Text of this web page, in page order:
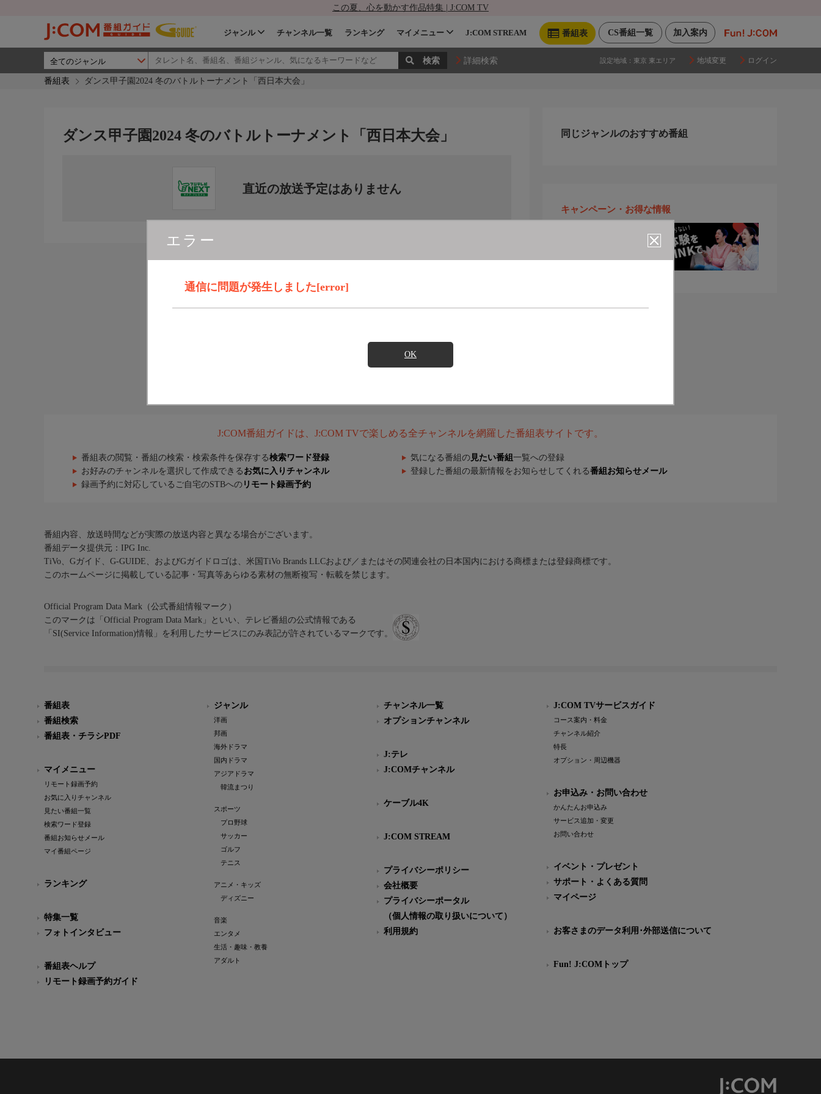
この夏、心を動かす作品特集 | J:COM TV
加入案内
CS番組一覧
番組表
ジャンル チャンネル一覧 ランキング マイメニュー J:COM STREAM
詳細検索 設定地域： 東京 東エリア 地域変更 ログイン
番組表 ダンス甲子園2024 冬のバトルトーナメント「西日本大会」
エラー
通信に問題が発生しました[error]
OK
ダンス甲子園2024 冬のバトルトーナメント「西日本大会」
直近の放送予定はありません
同じジャンルのおすすめ番組
キャンペーン・お得な情報
J:COM番組ガイドは、J:COM TVで楽しめる全チャンネルを網羅した番組表サイトです。
番組表の閲覧・番組の検索・検索条件を保存する検索ワード登録 気になる番組の 見たい番組 一覧への登録
お好みのチャンネルを選択して作成できる お気に入りチャンネル 登録した番組の最新情報をお知らせしてくれる番組お知らせメール
録画予約に対応しているご自宅のSTBへの リモート録画予約
番組内容、放送時間などが実際の放送内容と異なる場合がございます。
番組データ提供元：IPG Inc.
TiVo、Gガイド、G-GUIDE、およびGガイドロゴは、米国TiVo Brands LLCおよび／またはその関連会社の日本国内における商標または登録商標です。
このホームページに掲載している記事・写真等あらゆる素材の無断複写・転載を禁じます。
Official Program Data Mark（公式番組情報マーク）
このマークは「Official Program Data Mark」といい、テレビ番組の公式情報である
「SI(Service Information)情報」を利用したサービスにのみ表記が許されているマークです。
番組表
番組検索
番組表・チラシPDF
マイメニュー
リモート録画予約
お気に入りチャンネル
見たい番組一覧
検索ワード登録
番組お知らせメール
マイ番組ページ
ランキング
特集一覧
フォトインタビュー
番組表ヘルプ
リモート録画予約ガイド
ジャンル
洋画
邦画
海外ドラマ
国内ドラマ
アジアドラマ
韓流まつり
スポーツ
プロ野球
サッカー
ゴルフ
テニス
アニメ・キッズ
ディズニー
音楽
エンタメ
生活・趣味・教養
アダルト
チャンネル一覧
オプションチャンネル
J:テレ
J:COMチャンネル
ケーブル4K
J:COM STREAM
プライバシーポリシー
会社概要
プライバシーポータル
（個人情報の取り扱いについて）
利用規約
J:COM TVサービスガイド
コース案内・料金
チャンネル紹介
特長
オプション・周辺機器
お申込み・お問い合わせ
かんたんお申込み
サービス追加・変更
お問い合わせ
イベント・プレゼント
サポート・よくある質問
マイページ
お客さまのデータ利用･外部送信について
Fun! J:COMトップ